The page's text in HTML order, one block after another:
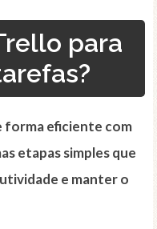
para
forma eficiente com
etapas simples que
e manter o